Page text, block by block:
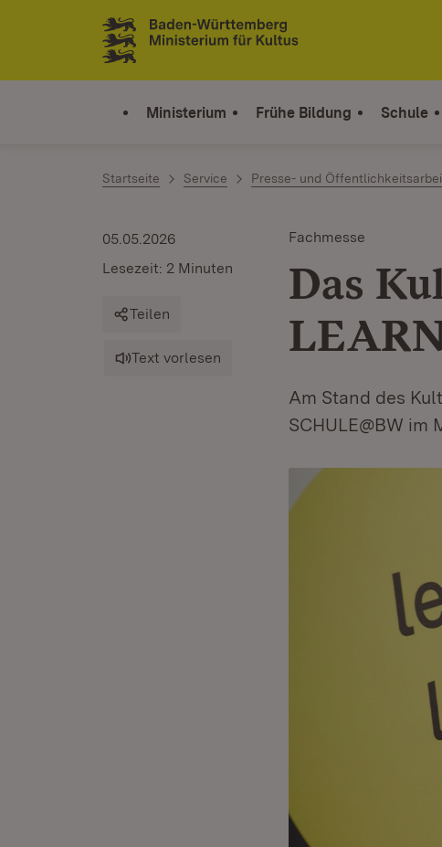
Zum Inhalt springen
Link zur Startseite
Ministerium Frühe Bildung Schule
Startseite Service Presse- und
Fachmesse
Das
Am Stand des
SCHULE@BW im
05.05.2026
Lesezeit: 2 Minuten
Teilen
Text vorlesen